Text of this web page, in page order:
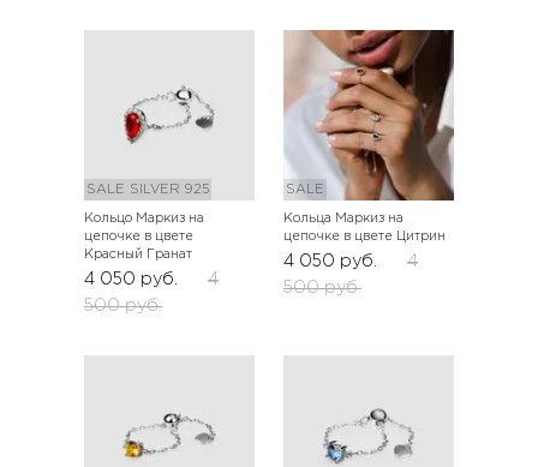
SALE SILVER 925
Кольцо Маркиз на
цепочке в цвете
Красный Гранат
4 050 руб.
4
500 руб.
SALE
Кольца Маркиз на
цепочке в цвете Цитрин
4 050 руб.
4
500 руб.